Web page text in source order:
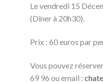
Le vendredi 15
(Dîner à 20h30).
Prix : 60 euros par
Vous pouvez
69 96 ou email :